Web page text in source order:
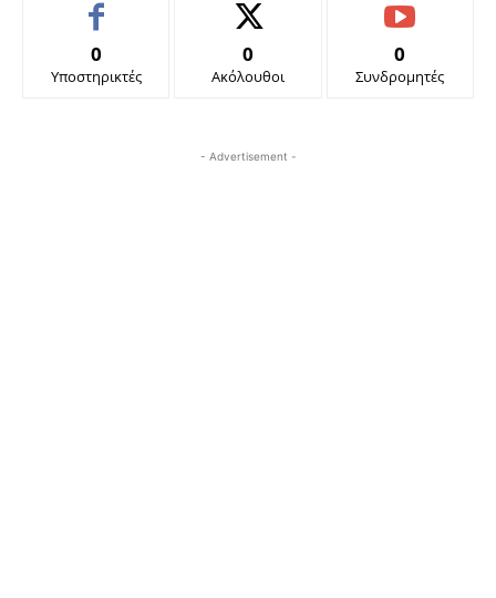
0
Υποστηρικτές
0
Ακόλουθοι
0
Συνδρομητές
- Advertisement -